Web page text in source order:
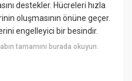
destekler. Hücreleri hızla
oluşmasının önüne geçer.
engelleyici bir besindir.
tamamını burada okuyun: